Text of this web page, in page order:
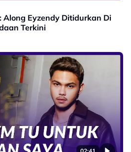
Along Eyzendy Ditidurkan Di
Terkini